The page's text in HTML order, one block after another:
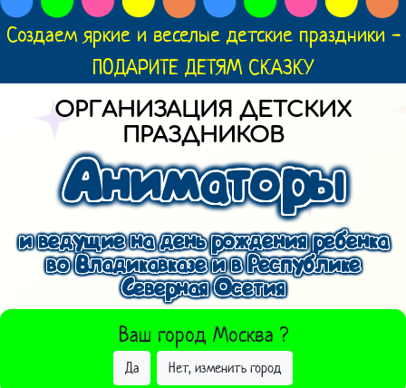
Создаем яркие и веселые детские праздники -
ПОДАРИТЕ ДЕТЯМ СКАЗКУ
ОРГАНИЗАЦИЯ ДЕТСКИХ
ПРАЗДНИКОВ
Аниматоры
и ведущие на день рождения ребенка
во Владикавказе и в Республике
Северная Осетия
Ваш город Москва ?
Да Нет, изменить город
ВЫБРАТЬ ДРУГОЙ ГОРОД